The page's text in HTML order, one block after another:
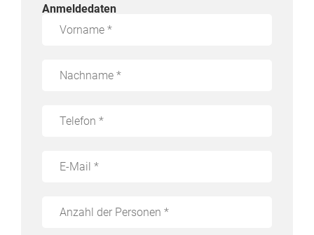
Anmeldedaten